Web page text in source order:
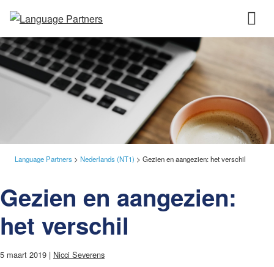
Language Partners > Nederlands (NT1) > Gezien en aangezien: het verschil
Gezien en aangezien:
het verschil
5 maart 2019 | Nicci Severens